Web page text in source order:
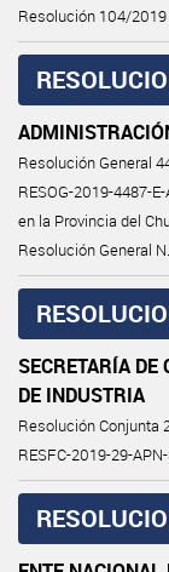
Resolución 104/2019
Resolución General
RESOG-2019-4487-
en la Provincia del
Resolución General
SECRETARÍA DE
DE INDUSTRIA
Resolución Conjunta
RESFC-2019-29-